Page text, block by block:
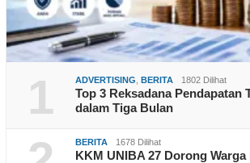
1 ADVERTISING BERITA 1802 Dilihat
Top 3 Reksadana Pendapatan
dalam Tiga Bulan
BERITA 1678 Dilihat
KKM UNIBA 27 Dorong